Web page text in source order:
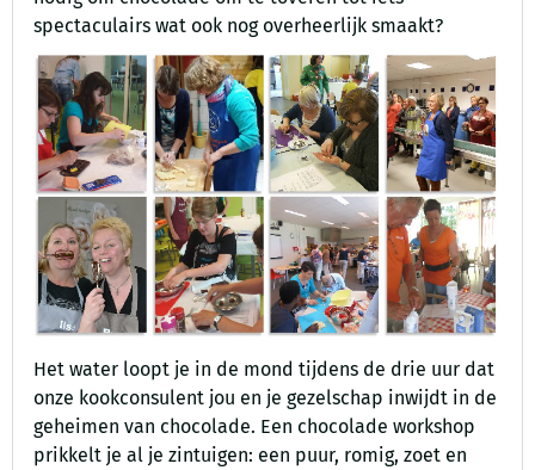
spectaculairs wat ook nog overheerlijk smaakt?
Het water loopt je in de mond tijdens de drie uur dat
onze kookconsulent jou en je gezelschap inwijdt in de
geheimen van chocolade. Een chocolade workshop
prikkelt je al je zintuigen: een puur, romig, zoet en